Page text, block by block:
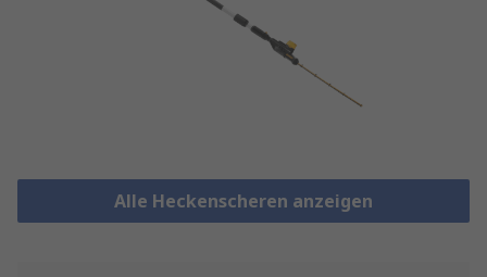
Alle Heckenscheren anzeigen